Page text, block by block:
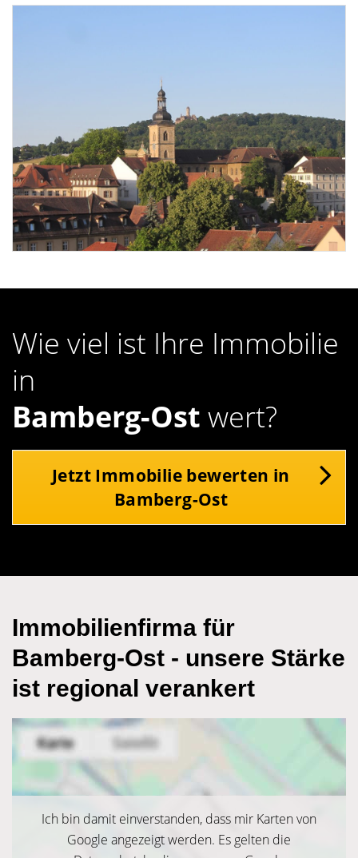
Wie viel ist Ihre Immobilie
in
Bamberg-Ost wert?
Jetzt Immobilie bewerten in
Bamberg-Ost
Immobilienfirma für
Bamberg-Ost - unsere Stärke
ist regional verankert
Ich bin damit einverstanden, dass mir Karten von
Google angezeigt werden. Es gelten die